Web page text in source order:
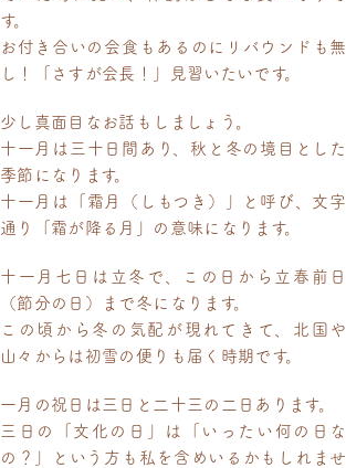
す。
お付き合いの会食もあるのにリバウンドも無
し！「さすが会長！」見習いたいです。
少し真面目なお話もしましょう。
十一月は三十日間あり、秋と冬の境目とした
季節になります。
十一月は「霜月（しもつき）」と呼び、文字
通り「霜が降る月」の意味になります。
十一月七日は立冬で、この日から立春前日
（節分の日）まで冬になります。
この頃から冬の気配が現れてきて、北国や
山々からは初雪の便りも届く時期です。
一月の祝日は三日と二十三の二日あります。
三日の「文化の日」は「いったい何の日な
の？」という方も私を含めいるかもしれませ